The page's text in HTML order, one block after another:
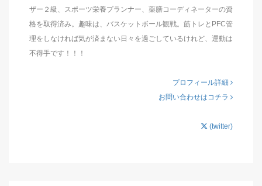
ザー２級、スポーツ栄養プランナー、薬膳コーディネーターの資
格を取得済み。趣味は、バスケットボール観戦。筋トレとPFC管
理をしなければ気が済まない日々を過ごしているけれど、運動は
不得手です！！！
プロフィール詳細
お問い合わせはコチラ
(twitter)